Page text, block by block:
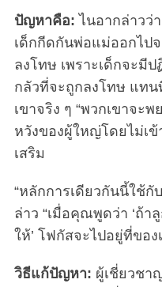
ปัญหาคือ: ไนอากล่าวว่
เด็กกีดกันพ่อแม่ออกไป
ลงโทษ เพราะเด็กจะมี
กลัวที่จะถูกลงโทษ แท
เขาจริง ๆ “พวกเขาจะ
หวังของผู้ใหญ่โดยไม่เ
เสริม
“หลักการเดียวกันนี้ใช้กั
ล่าว “เมื่อคุณพูดว่า ‘ถ้า
ให้’ โฟกัสจะไปอยู่ที่ขอ
วิธีแก้ปัญหา: ผู้เชี่ยวชา